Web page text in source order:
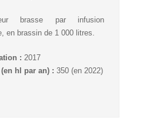
brasse par infusion
en brassin de 1 000 litres.
: 2017
hl par an) : 350 (en 2022)